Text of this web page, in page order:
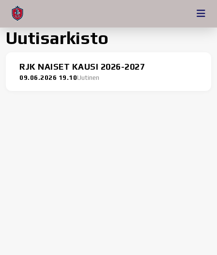
Uutisarkisto
RJK NAISET KAUSI 2026-2027
09.06.2026 19.10Uutinen